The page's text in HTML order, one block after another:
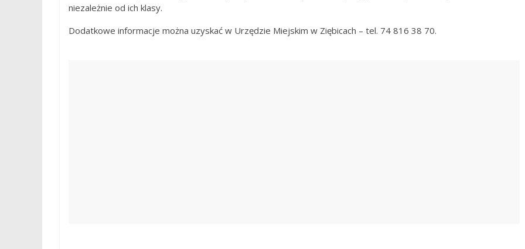
niezależnie od ich klasy.
Dodatkowe informacje można uzyskać w Urzędzie Miejskim w Ziębicach – tel. 74 816 38 70.